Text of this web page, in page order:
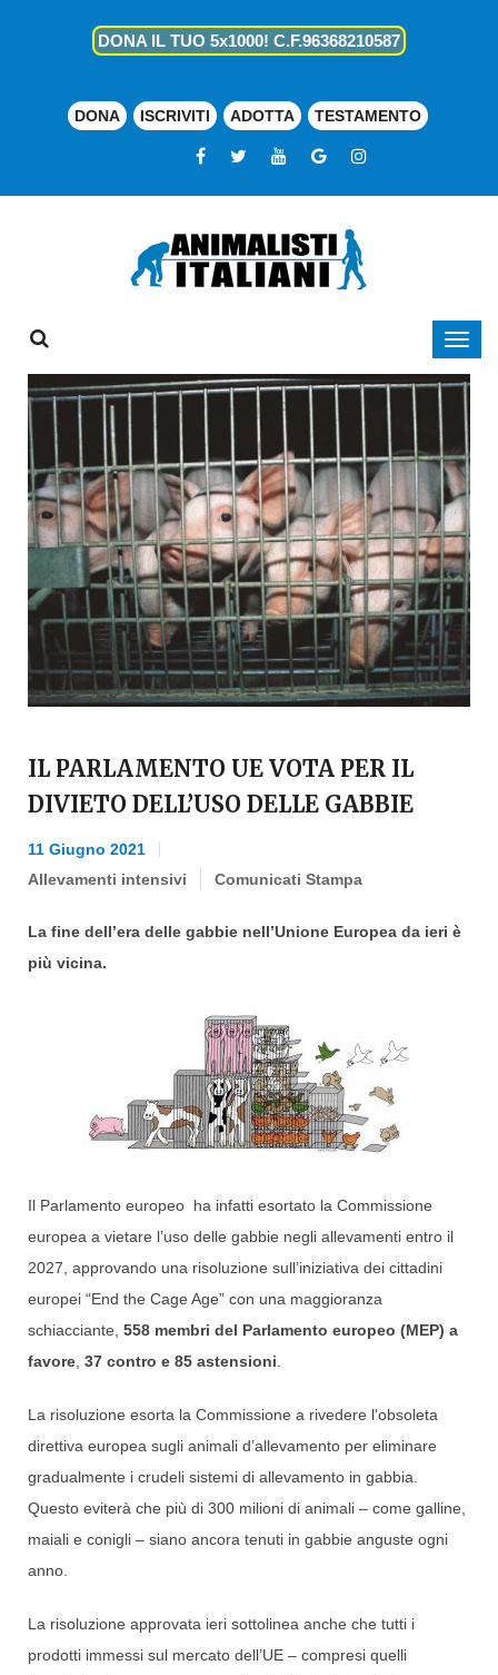
DONA IL TUO 5x1000! C.F.96368210587
DONA ISCRIVITI ADOTTA TESTAMENTO
IL PARLAMENTO UE VOTA PER IL
DIVIETO DELL’USO DELLE GABBIE
11 Giugno 2021
Allevamenti intensivi
Comunicati Stampa
La fine dell’era delle gabbie nell’Unione Europea da ieri è
più vicina.
Il Parlamento europeo ha infatti esortato la Commissione
europea a vietare l’uso delle gabbie negli allevamenti entro il
2027, approvando una risoluzione sull’iniziativa dei cittadini
europei “End the Cage Age” con una maggioranza
schiacciante, 558 membri del Parlamento europeo (MEP) a
favore 37 contro e 85 astensioni
La risoluzione esorta la Commissione a rivedere l’obsoleta
direttiva europea sugli animali d’allevamento per eliminare
gradualmente i crudeli sistemi di allevamento in gabbia.
Questo eviterà che più di 300 milioni di animali – come galline,
maiali e conigli – siano ancora tenuti in gabbie anguste ogni
anno.
La risoluzione approvata ieri sottolinea anche che tutti i
prodotti immessi sul mercato dell’UE – compresi quelli